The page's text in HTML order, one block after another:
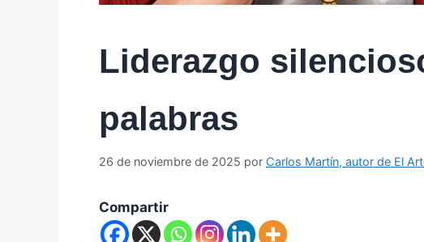
Liderazgo
palabras
26 de noviembre de 2025 por Carlos Martín, autor de El
Compartir